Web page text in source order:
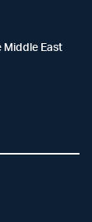
East